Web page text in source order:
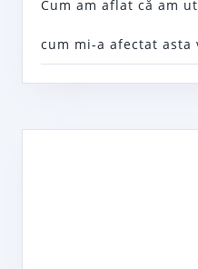
Cum am aflat că am
cum mi-a afectat asta